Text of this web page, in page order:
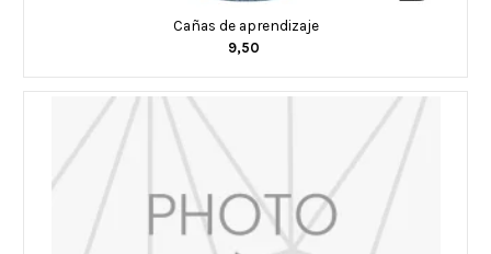
Cañas de aprendizaje
9,50